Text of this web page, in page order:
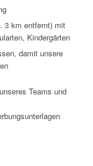
3 km entfernt) mit
Kindergärten
damit unsere
Teams und